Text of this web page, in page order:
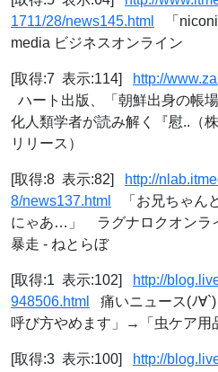
1711/28/news145.html
「
media ビジネスオンライン
[取得:7 表示:114]
http://
ハート出版、「朝鮮出身の帳
化人類学者が読み解く『慰..（
リリース）
[取得:8 表示:82]
http://
8/news137.html
「お兄ちゃん
にゃあ…」 ラグナロクオンラ
暴走 - ねとらぼ
[取得:1 表示:102]
http://
948506.html
痛いニュース(ﾉ
呼び方やめます」→「虫ケア用
[取得:3 表示:100]
http://